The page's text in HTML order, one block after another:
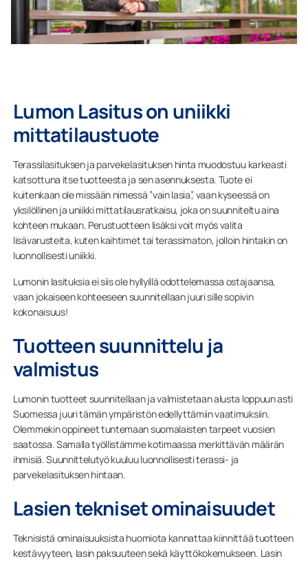
Lumon Lasitus on uniikki
mittatilaustuote
Terassilasituksen ja parvekelasituksen hinta muodostuu karkeasti
katsottuna itse tuotteesta ja sen asennuksesta. Tuote ei
kuitenkaan ole missään nimessä ”vain lasia”, vaan kyseessä on
yksilöllinen ja uniikki mittatilausratkaisu, joka on suunniteltu aina
kohteen mukaan. Perustuotteen lisäksi voit myös valita
lisävarusteita, kuten kaihtimet tai terassimaton, jolloin hintakin on
luonnollisesti uniikki.
Lumonin lasituksia ei siis ole hyllyillä odottelemassa ostajaansa,
vaan jokaiseen kohteeseen suunnitellaan juuri sille sopivin
kokonaisuus!
Tuotteen suunnittelu ja
valmistus
Lumonin tuotteet suunnitellaan ja valmistetaan alusta loppuun asti
Suomessa juuri tämän ympäristön edellyttämiin vaatimuksiin.
Olemmekin oppineet tuntemaan suomalaisten tarpeet vuosien
saatossa. Samalla työllistämme kotimaassa merkittävän määrän
ihmisiä. Suunnittelutyö kuuluu luonnollisesti terassi- ja
parvekelasituksen hintaan.
Lasien tekniset ominaisuudet
Teknisistä ominaisuuksista huomiota kannattaa kiinnittää tuotteen
kestävyyteen, lasin paksuuteen sekä käyttökokemukseen. Lasin